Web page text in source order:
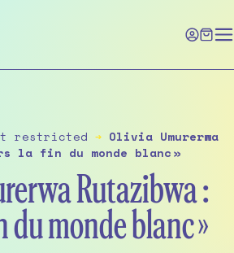
restricted ➔ Olivia Umurerwa
la fin du monde blanc »
Rutazibwa :
du monde blanc »